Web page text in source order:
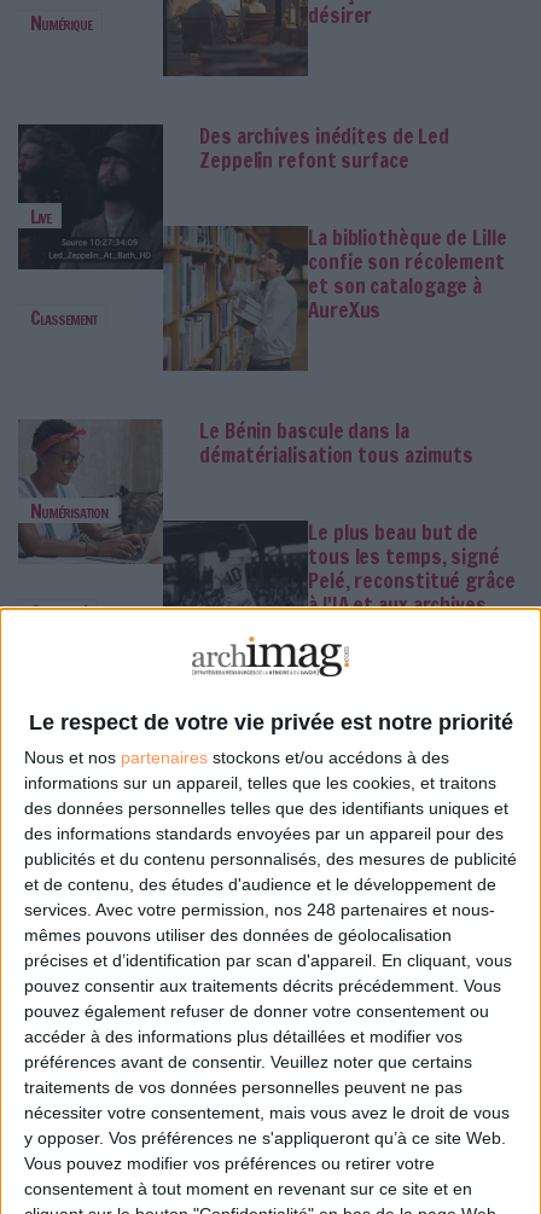
Le respect de votre vie privée est notre priorité
Nous et nos partenaires stockons et/ou accédons à des
informations sur un appareil, telles que les cookies, et traitons
des données personnelles telles que des identifiants uniques et
des informations standards envoyées par un appareil pour des
publicités et du contenu personnalisés, des mesures de publicité
et de contenu, des études d'audience et le développement de
services. Avec votre permission, nos 248 partenaires et nous-
mêmes pouvons utiliser des données de géolocalisation
précises et d’identification par scan d'appareil. En cliquant, vous
pouvez consentir aux traitements décrits précédemment. Vous
pouvez également refuser de donner votre consentement ou
accéder à des informations plus détaillées et modifier vos
préférences avant de consentir. Veuillez noter que certains
traitements de vos données personnelles peuvent ne pas
nécessiter votre consentement, mais vous avez le droit de vous
y opposer. Vos préférences ne s'appliqueront qu’à ce site Web.
Vous pouvez modifier vos préférences ou retirer votre
consentement à tout moment en revenant sur ce site et en
Numérique
désirer
Live
Des archives inédites de Led
Zeppelin refont surface
Classement
La bibliothèque de Lille
confie son récolement
et son catalogage à
AureXus
Numérisation
Le Bénin bascule dans la
dématérialisation tous azimuts
Gooooal !
Le plus beau but de
tous les temps, signé
Pelé, reconstitué grâce
à l'IA et aux archives
Méthode
Abonné IA en entreprise : encadrer
les usages sans freiner
l’expérimentation
IA
Le signalement de
contenus générés par
l'IA devient obligatoire à
partir du 2 août
Méthode
Abonné Construire et faire vivre son
référentiel d’archivage : mode
d’emploi, entre conformité et
mémoire
Abonné Les Archives